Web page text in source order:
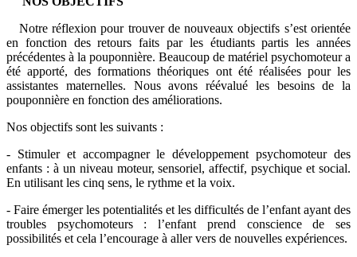
Notre réflexion pour trouver de nouveaux objectifs s’est orientée
en fonction des retours faits par les étudiants partis les années
précédentes à la pouponnière. Beaucoup de matériel psychomoteur a
été apporté, des formations théoriques ont été réalisées pour les
assistantes maternelles. Nous avons réévalué les besoins de la
pouponnière en fonction des améliorations.
Nos objectifs sont les suivants :
- Stimuler et accompagner le développement psychomoteur des
enfants : à un niveau moteur, sensoriel, affectif, psychique et social.
En utilisant les cinq sens, le rythme et la voix.
- Faire émerger les potentialités et les difficultés de l’enfant ayant des
troubles psychomoteurs : l’enfant prend conscience de ses
possibilités et cela l’encourage à aller vers de nouvelles expériences.